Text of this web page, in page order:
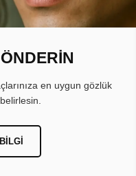
en uygun gözlük